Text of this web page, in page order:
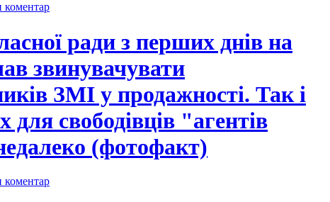
коментар
ради з перших днів на
звинувачувати
ЗМІ у продажності. Так і
для свободівців "агентів
(фотофакт)
коментар